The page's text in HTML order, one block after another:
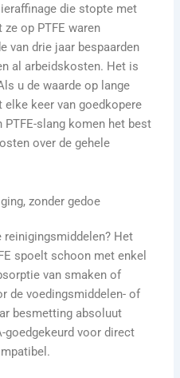
die stopte met
op PTFE waren
van drie jaar bespaarden
al arbeidskosten. Het is
u de waarde op lange
keer van goedkopere
slang komen het best
over de gehele
zonder gedoe
reinigingsmiddelen? Het
spoelt schoon met enkel
van smaken of
de voedingsmiddelen- of
besmetting absoluut
goedgekeurd voor direct